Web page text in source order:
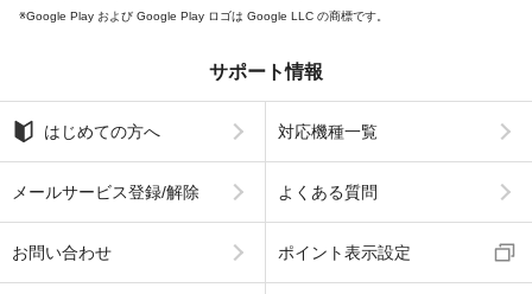
Google Play および Google Play ロゴは Google LLC の商標です。
サポート情報
はじめての方へ 対応機種一覧
メールサービス登録/解除 よくある質問
お問い合わせ ポイント表示設定